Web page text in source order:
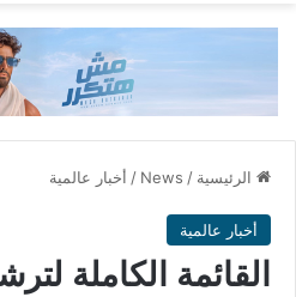
الرئيسية /
News
/ أخبار عالمية
أخبار عالمية
القائمة الكاملة